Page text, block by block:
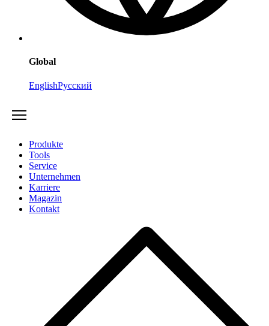
Global
EnglishРусский
Produkte
Tools
Service
Unternehmen
Karriere
Magazin
Kontakt